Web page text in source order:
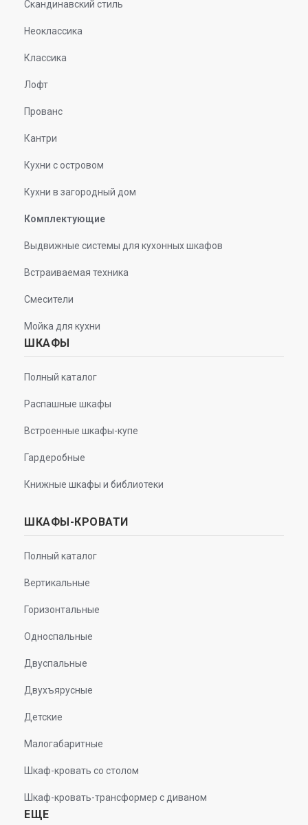
Скандинавский стиль
Неоклассика
Классика
Лофт
Прованс
Кантри
Кухни с островом
Кухни в загородный дом
Комплектующие
Выдвижные системы для кухонных шкафов
Встраиваемая техника
Смесители
Мойка для кухни
ШКАФЫ
Полный каталог
Распашные шкафы
Встроенные шкафы-купе
Гардеробные
Книжные шкафы и библиотеки
ШКАФЫ-КРОВАТИ
Полный каталог
Вертикальные
Горизонтальные
Односпальные
Двуспальные
Двухъярусные
Детские
Малогабаритные
Шкаф-кровать со столом
Шкаф-кровать-трансформер с диваном
ЕЩЕ